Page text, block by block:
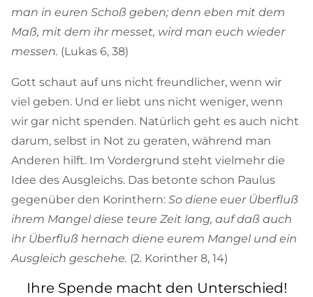
man in euren Schoß geben; denn eben mit dem
Maß, mit dem ihr messet, wird man euch wieder
messen. (Lukas 6, 38)
Gott schaut auf uns nicht freundlicher, wenn wir
viel geben. Und er liebt uns nicht weniger, wenn
wir gar nicht spenden. Natürlich geht es auch nicht
darum, selbst in Not zu geraten, während man
Anderen hilft. Im Vordergrund steht vielmehr die
Idee des Ausgleichs. Das betonte schon Paulus
gegenüber den Korinthern: So diene euer Überfluß
ihrem Mangel diese teure Zeit lang, auf daß auch
ihr Überfluß hernach diene eurem Mangel und ein
Ausgleich geschehe. (2. Korinther 8, 14)
Ihre Spende macht den Unterschied!